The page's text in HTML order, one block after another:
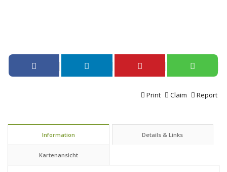
Report
Claim
Print
Information Details & Links
Kartenansicht